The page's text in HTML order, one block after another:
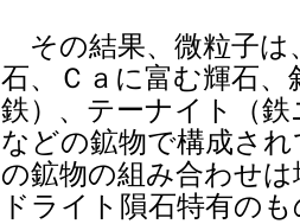
その結果、微粒子は
石、Ｃａに富む輝石
鉄）、テーナイト（
などの鉱物で構成さ
の鉱物の組み合わせ
ドライト隕石特有の